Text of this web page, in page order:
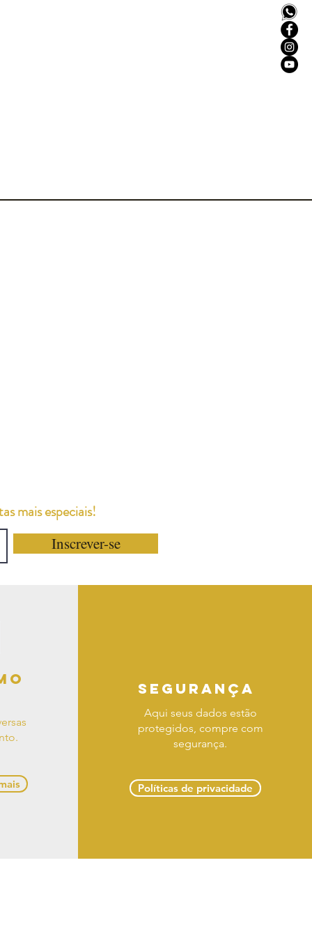
Inscrever-se
mais especiais!
segurança
Aqui seus dados estão
protegidos, compre com
segurança.
Políticas de privacidade